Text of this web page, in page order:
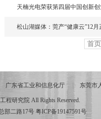
天楠光电荣获第四届中国创新
松山湖媒体：莞产“健康云”12
首页
广东省工业和信息化厅 东莞市
程研究院 All Rights Reserved.
部二路17号 粤ICP备19147591号